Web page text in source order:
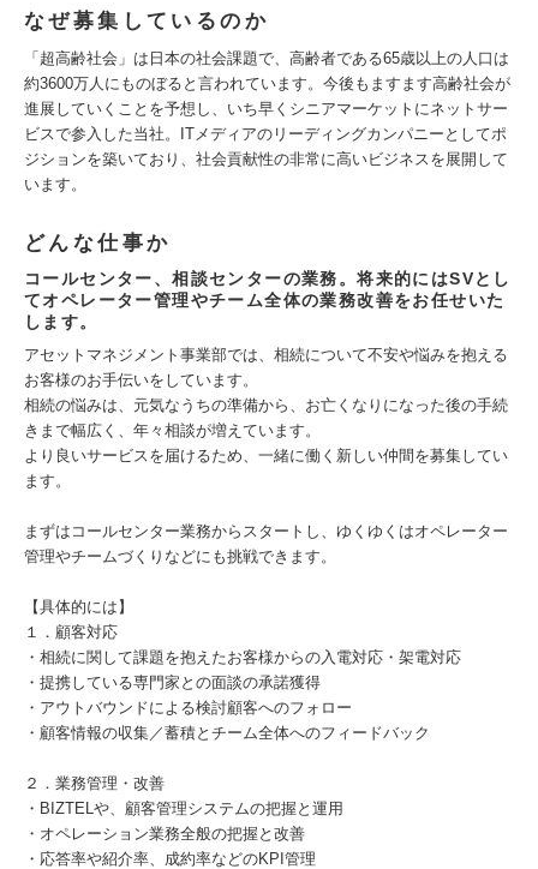
なぜ募集しているのか
「超高齢社会」は日本の社会課題で、高齢者である65歳以上の人口は
約3600万人にものぼると言われています。今後もますます高齢社会が
進展していくことを予想し、いち早くシニアマーケットにネットサー
ビスで参入した当社。ITメディアのリーディングカンパニーとしてポ
ジションを築いており、社会貢献性の非常に高いビジネスを展開して
います。
どんな仕事か
コールセンター、相談センターの業務。将来的にはSVとし
てオペレーター管理やチーム全体の業務改善をお任せいた
します。
アセットマネジメント事業部では、相続について不安や悩みを抱える
お客様のお手伝いをしています。
相続の悩みは、元気なうちの準備から、お亡くなりになった後の手続
きまで幅広く、年々相談が増えています。
より良いサービスを届けるため、一緒に働く新しい仲間を募集してい
ます。
まずはコールセンター業務からスタートし、ゆくゆくはオペレーター
管理やチームづくりなどにも挑戦できます。
【具体的には】
１．顧客対応
・相続に関して課題を抱えたお客様からの入電対応・架電対応
・提携している専門家との面談の承諾獲得
・アウトバウンドによる検討顧客へのフォロー
・顧客情報の収集／蓄積とチーム全体へのフィードバック
２．業務管理・改善
・BIZTELや、顧客管理システムの把握と運用
・オペレーション業務全般の把握と改善
・応答率や紹介率、成約率などのKPI管理